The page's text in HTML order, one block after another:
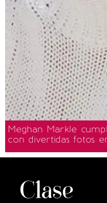
Meghan Markle
con divertidas fotos